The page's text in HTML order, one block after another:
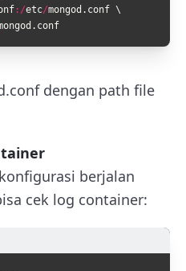
: /etc/mongod . conf \
. conf
dengan path file
berjalan
cek log container: